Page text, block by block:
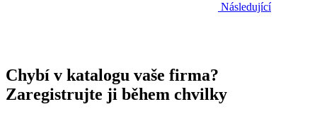
Následující
Chybí v katalogu vaše firma?
Zaregistrujte ji během chvilky